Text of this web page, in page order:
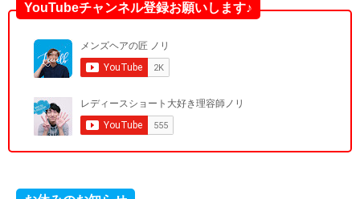
YouTubeチャンネル登録お願いします♪